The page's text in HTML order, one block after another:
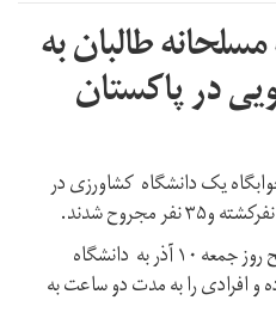
طالبان به
در پاکستان
یک دانشگاه کشاورزی در
به گزارش رویترز، سه مرد مسلح، صبح روز جمعه ۱۰ آذر به دانشگاه
و افرادی را به مدت دو ساعت به